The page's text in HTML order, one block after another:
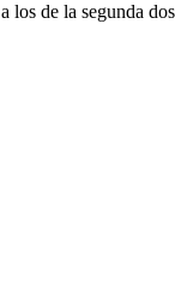
los de la segunda